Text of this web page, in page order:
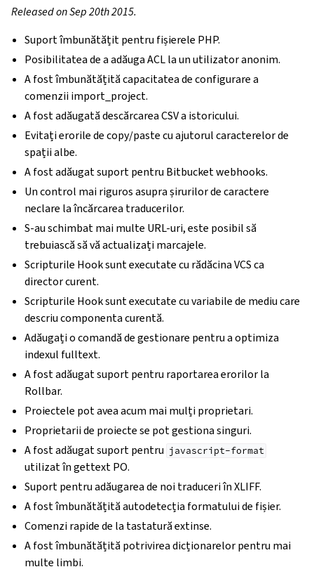
Released on Sep 20th 2015.
Suport îmbunătățit pentru fișierele PHP.
Posibilitatea de a adăuga ACL la un utilizator anonim.
A fost îmbunătățită capacitatea de configurare a
comenzii import_project.
A fost adăugată descărcarea CSV a istoricului.
Evitați erorile de copy/paste cu ajutorul caracterelor de
spații albe.
A fost adăugat suport pentru Bitbucket webhooks.
Un control mai riguros asupra șirurilor de caractere
neclare la încărcarea traducerilor.
S-au schimbat mai multe URL-uri, este posibil să
trebuiască să vă actualizați marcajele.
Scripturile Hook sunt executate cu rădăcina VCS ca
director curent.
Scripturile Hook sunt executate cu variabile de mediu care
descriu componenta curentă.
Adăugați o comandă de gestionare pentru a optimiza
indexul fulltext.
A fost adăugat suport pentru raportarea erorilor la
Rollbar.
Proiectele pot avea acum mai mulți proprietari.
Proprietarii de proiecte se pot gestiona singuri.
A fost adăugat suport pentru javascript-format
utilizat în gettext PO.
Suport pentru adăugarea de noi traduceri în XLIFF.
A fost îmbunătățită autodetecția formatului de fișier.
Comenzi rapide de la tastatură extinse.
A fost îmbunătățită potrivirea dicționarelor pentru mai
multe limbi.